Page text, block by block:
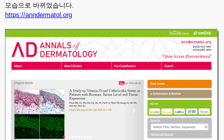
모습으로 바뀌었습니다.
https://anndermatol.org